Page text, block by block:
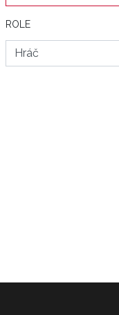
ROLE